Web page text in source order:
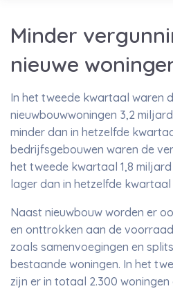
Minder
nieuwe
In het tweede kwartaal waren
nieuwbouwwoningen 3,2
minder dan in hetzelfde
bedrijfsgebouwen waren de
het tweede kwartaal 1,8
lager dan in hetzelfde
Naast nieuwbouw worden er
en onttrokken aan de
zoals samenvoegingen en
bestaande woningen. In het
zijn er in totaal 2.300